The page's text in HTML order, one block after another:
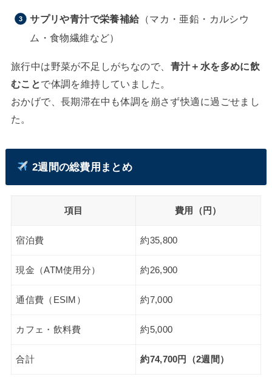
サプリや青汁で栄養補給（マカ・亜鉛・カルシウ
ム・食物繊維など）
旅行中は野菜が不足しがちなので、 青汁＋水を多めに飲
むことで体調を維持していました。
おかげで、長期滞在中も体調を崩さず快適に過ごせまし
た。
2週間の総費用まとめ
項目 費用（円）
宿泊費 約35,800
現金（ATM使用分） 約26,900
通信費（ESIM） 約7,000
カフェ・飲料費 約5,000
合計 約74,700円（2週間）